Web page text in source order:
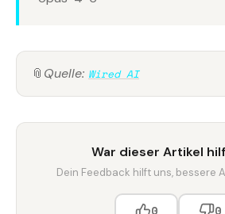
📎 Quelle: Wired AI
War dieser Artikel
Dein Feedback hilft uns, bessere
0 0